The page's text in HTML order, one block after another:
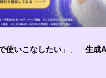
使いこなしたい 」、「 生成